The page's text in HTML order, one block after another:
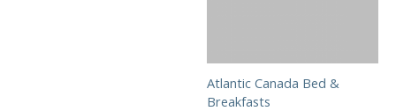
Atlantic Canada Bed &
Breakfasts